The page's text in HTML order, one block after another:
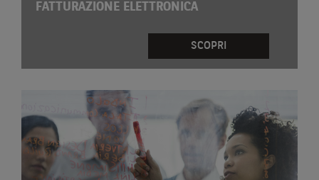
FATTURAZIONE ELETTRONICA
SCOPRI